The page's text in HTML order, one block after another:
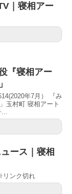
｜寝相アー
『寝相アー
年7月） 『み
玉村町 寝相アート
ース｜寝相
リンク切れ